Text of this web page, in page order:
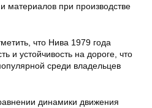
материалов при производстве
что Нива 1979 года
и устойчивость на дороге, что
среди владельцев
динамики движения